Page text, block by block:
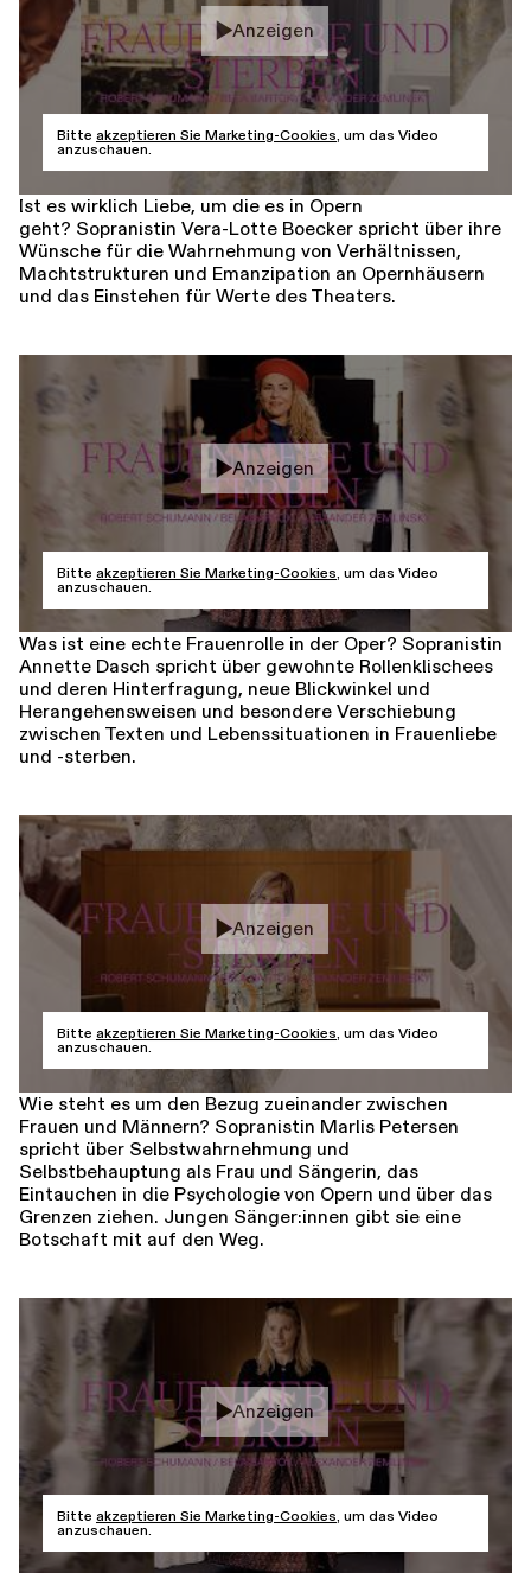
Anzeigen
Bitte akzeptieren Sie Marketing-Cookies , um das Video
anzuschauen.
Ist es wirklich Liebe, um die es in Opern
geht? Sopranistin Vera-Lotte Boecker spricht über ihre
Wünsche für die Wahrnehmung von Verhältnissen,
Machtstrukturen und Emanzipation an Opernhäusern
und das Einstehen für Werte des Theaters.
Anzeigen
Bitte akzeptieren Sie Marketing-Cookies , um das Video
anzuschauen.
Was ist eine echte Frauenrolle in der Oper? Sopranistin
Annette Dasch spricht über gewohnte Rollenklischees
und deren Hinterfragung, neue Blickwinkel und
Herangehensweisen und besondere Verschiebung
zwischen Texten und Lebenssituationen in Frauenliebe
und -sterben.
Anzeigen
Bitte akzeptieren Sie Marketing-Cookies , um das Video
anzuschauen.
Wie steht es um den Bezug zueinander zwischen
Frauen und Männern? Sopranistin Marlis Petersen
spricht über Selbstwahrnehmung und
Selbstbehauptung als Frau und Sängerin, das
Eintauchen in die Psychologie von Opern und über das
Grenzen ziehen. Jungen Sänger:innen gibt sie eine
Botschaft mit auf den Weg.
Anzeigen
Bitte akzeptieren Sie Marketing-Cookies , um das Video
anzuschauen.